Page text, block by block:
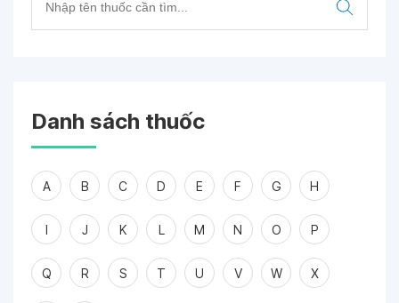
Danh sách thuốc
A B C D E F G H
I J K L M N O P
Q R S T U V W X